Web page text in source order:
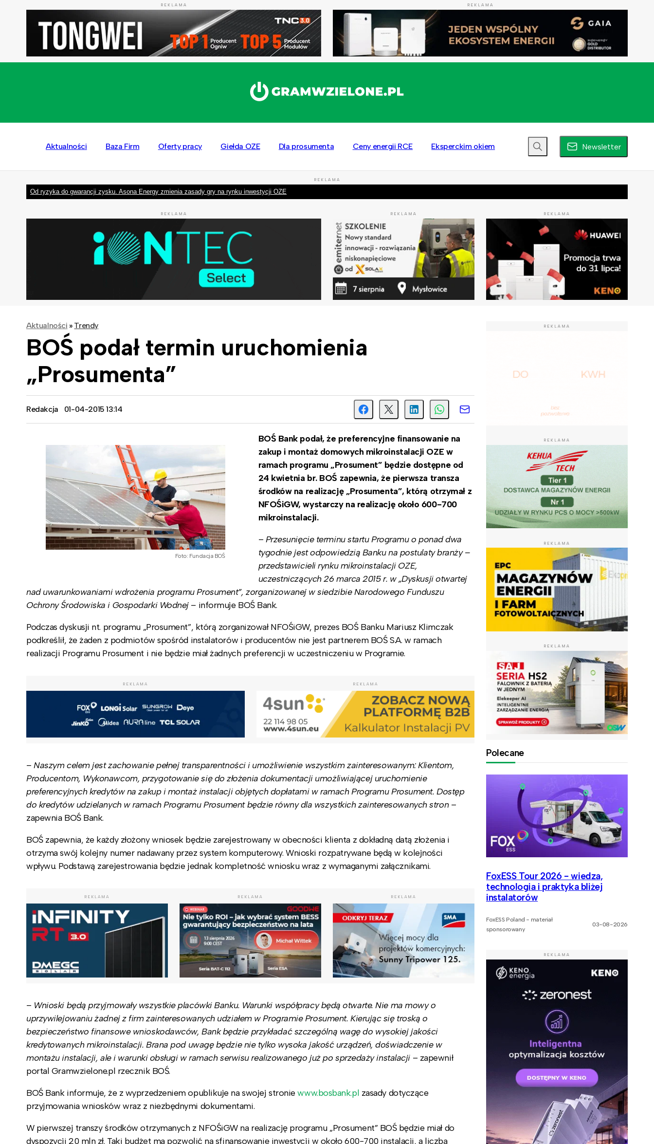
REKLAMA REKLAMA
Aktualności Baza Firm Oferty pracy Giełda OZE Dla prosumenta Ceny energii RCE Eksperckim okiem Newsletter
REKLAMA
Od ryzyka do gwarancji zysku. Asona Energy zmienia zasady gry na rynku inwestycji OZE
REKLAMA REKLAMA REKLAMA
Aktualności » Trendy
BOŚ podał termin uruchomienia
„Prosumenta”
Redakcja 01-04-2015 13:14
Foto: Fundacja BOŚ
BOŚ Bank podał, że preferencyjne finansowanie na
zakup i montaż domowych mikroinstalacji OZE w
ramach programu „Prosument” będzie dostępne od
24 kwietnia br. BOŚ zapewnia, że pierwsza transza
środków na realizację „Prosumenta”, którą otrzymał z
NFOŚiGW, wystarczy na realizację około 600-700
mikroinstalacji.
– Przesunięcie terminu startu Programu o ponad dwa
tygodnie jest odpowiedzią Banku na postulaty branży –
przedstawicieli rynku mikroinstalacji OZE,
uczestniczących 26 marca 2015 r. w „Dyskusji otwartej
nad uwarunkowaniami wdrożenia programu Prosument”, zorganizowanej w siedzibie Narodowego Funduszu
Ochrony Środowiska i Gospodarki Wodnej– informuje BOŚ Bank.
Podczas dyskusji nt. programu „Prosument”, którą zorganizował NFOŚiGW, prezes BOŚ Banku Mariusz Klimczak
podkreślił, że żaden z podmiotów spośród instalatorów i producentów nie jest partnerem BOŚ S.A. w ramach
realizacji Programu Prosument i nie będzie miał żadnych preferencji w uczestniczeniu w Programie.
REKLAMA REKLAMA
– Naszym celem jest zachowanie pełnej transparentności i umożliwienie wszystkim zainteresowanym: Klientom,
Producentom, Wykonawcom, przygotowanie się do złożenia dokumentacji umożliwiającej uruchomienie
preferencyjnych kredytów na zakup i montaż instalacji objętych dopłatami w ramach Programu Prosument. Dostęp
do kredytów udzielanych w ramach Programu Prosument będzie równy dla wszystkich zainteresowanych stron –
zapewnia BOŚ Bank.
BOŚ zapewnia, że każdy złożony wniosek będzie zarejestrowany w obecności klienta z dokładną datą złożenia i
otrzyma swój kolejny numer nadawany przez system komputerowy. Wnioski rozpatrywane będą w kolejności
wpływu. Podstawą zarejestrowania będzie jednak kompletność wniosku wraz z wymaganymi załącznikami.
REKLAMA REKLAMA REKLAMA
– Wnioski będą przyjmowały wszystkie placówki Banku. Warunki współpracy będą otwarte. Nie ma mowy o
uprzywilejowaniu żadnej z firm zainteresowanych udziałem w Programie Prosument. Kierując się troską o
bezpieczeństwo finansowe wnioskodawców, Bank będzie przykładać szczególną wagę do wysokiej jakości
kredytowanych mikroinstalacji. Brana pod uwagę będzie nie tylko wysoka jakość urządzeń, doświadczenie w
montażu instalacji, ale i warunki obsługi w ramach serwisu realizowanego już po sprzedaży instalacji – zapewnił
portal Gramwzielone.pl rzecznik BOŚ.
BOŚ Bank informuje, że z wyprzedzeniem opublikuje na swojej stroniewww.bosbank.pl zasady dotyczące
przyjmowania wniosków wraz z niezbędnymi dokumentami.
W pierwszej transzy środków otrzymanych z NFOŚiGW na realizację programu „Prosument” BOŚ będzie miał do
dyspozycji 20 mln zł. Taki budżet ma pozwolić na sfinansowanie inwestycji w około 600-700 instalacji, a liczba
REKLAMA
REKLAMA
REKLAMA
REKLAMA
Polecane
FoxESS Tour 2026 - wiedza,
technologia i praktyka bliżej
instalatorów
FoxESS Poland - materiał
sponsorowany
03-08-2026
REKLAMA